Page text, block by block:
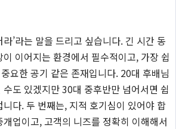
’라는 말을 드리고 싶습니다. 긴 시간 동
이어지는 환경에서 필수적이고, 가장 쉽
요한 공기 같은 존재입니다. 20대 후배님
도 있겠지만 30대 중후반만 넘어서면 쉽
다. 두 번째는, 지적 호기심이 있어야 합
업이고, 고객의 니즈를 정확히 이해해서